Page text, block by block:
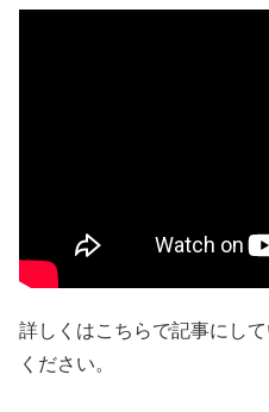
詳しくはこちらで記事にし
ください。